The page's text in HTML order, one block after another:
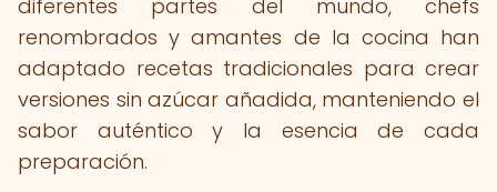
diferentes partes del mundo, chefs
renombrados y amantes de la cocina han
adaptado recetas tradicionales para crear
versiones sin azúcar añadida, manteniendo el
sabor auténtico y la esencia de cada
preparación.